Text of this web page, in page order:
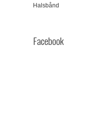
Halsbånd
Facebook